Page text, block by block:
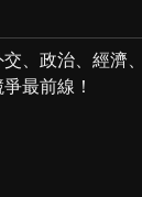
、政治、經濟
最前線！